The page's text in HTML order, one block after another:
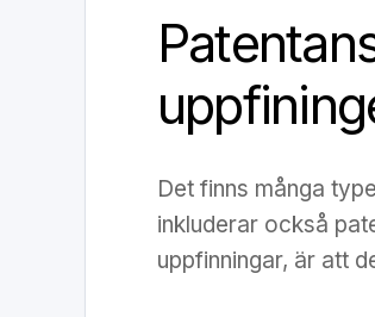
Det finns många
inkluderar också
uppfinningar, är att